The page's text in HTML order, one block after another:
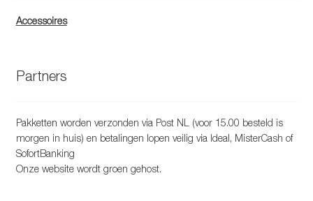
Accessoires
Partners
Pakketten worden verzonden via Post NL (voor 15.00 besteld is
morgen in huis) en betalingen lopen veilig via Ideal, MisterCash of
SofortBanking
Onze website wordt groen gehost.